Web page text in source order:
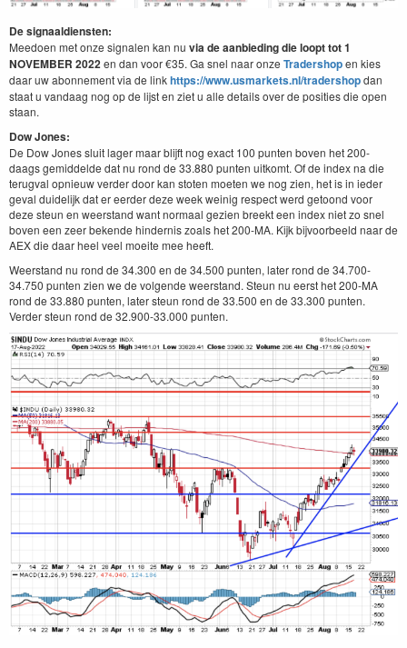
De signaaldiensten:
Meedoen met onze signalen kan nu via de aanbieding die loopt tot 1
NOVEMBER 2022 en dan voor €35. Ga snel naar onze Tradershopen kies
daar uw abonnement via de linkhttps://www.usmarkets.nl/tradershopdan
staat u vandaag nog op de lijst en ziet u alle details over de posities die open
staan.
Dow Jones:
De Dow Jones sluit lager maar blijft nog exact 100 punten boven het 200-
daags gemiddelde dat nu rond de 33.880 punten uitkomt. Of de index na die
terugval opnieuw verder door kan stoten moeten we nog zien, het is in ieder
geval duidelijk dat er eerder deze week weinig respect werd getoond voor
deze steun en weerstand want normaal gezien breekt een index niet zo snel
boven een zeer bekende hindernis zoals het 200-MA. Kijk bijvoorbeeld naar de
AEX die daar heel veel moeite mee heeft.
Weerstand nu rond de 34.300 en de 34.500 punten, later rond de 34.700-
34.750 punten zien we de volgende weerstand. Steun nu eerst het 200-MA
rond de 33.880 punten, later steun rond de 33.500 en de 33.300 punten.
Verder steun rond de 32.900-33.000 punten.